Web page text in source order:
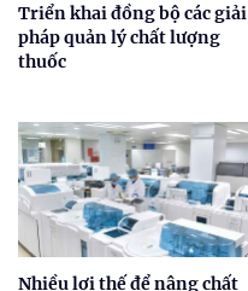
Triển khai đồng bộ các giải
pháp quản lý chất lượng
thuốc
Nhiều lợi thế để nâng chất